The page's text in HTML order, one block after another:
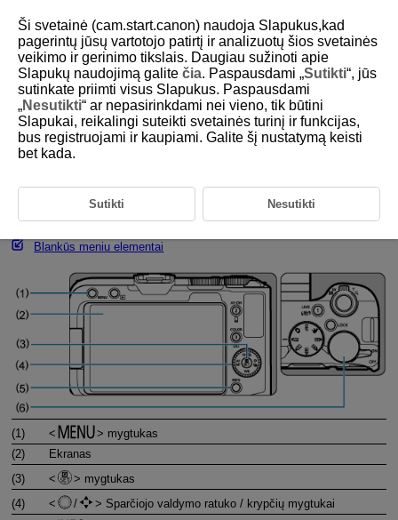
D375-023
Meniu operacijos ir nuostatos
Kūrybinės zonos meniu ekranas
Pagrindinės zonos meniu ekranas
Blankūs meniu elementai
(1)
mygtukas
(2)
Ekranas
(3)
mygtukas
(4)
/
Sparčiojo valdymo ratuko / krypčių mygtukai
Ši svetainė (cam.start.canon) naudoja Slapukus,kad
pagerintų jūsų vartotojo patirtį ir analizuotų šios svetainės
veikimo ir gerinimo tikslais. Daugiau sužinoti apie
Slapukų naudojimą galite čia. Paspausdami „Sutikti“, jūs
sutinkate priimti visus Slapukus. Paspausdami
„Nesutikti“ ar nepasirinkdami nei vieno, tik būtini
Slapukai, reikalingi suteikti svetainės turinį ir funkcijas,
bus registruojami ir kaupiami. Galite šį nustatymą keisti
bet kada.
Sutikti Nesutikti